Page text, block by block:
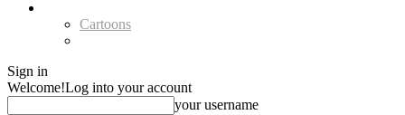
Cartoons
Sign in
Welcome!Log into your account
your username